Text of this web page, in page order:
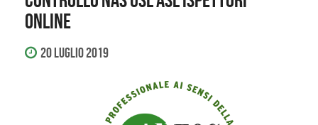
ONLINE
20 Luglio 2019